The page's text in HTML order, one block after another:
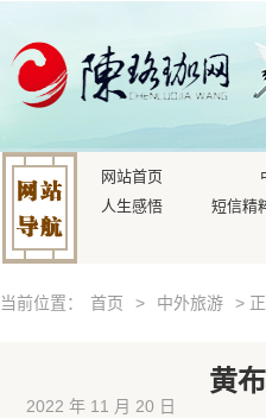
网站首页
人生感悟
短信精
当前位置： 首页 > 中外旅游 >
黄
2022 年 11 月 20 日